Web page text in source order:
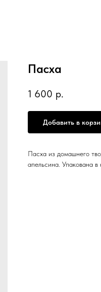
Пасха
1 600 р.
Добавить в
Пасха из домашнего
апельсина. Упакована